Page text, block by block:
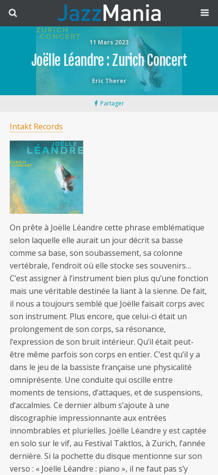
11 Mars 2023
Joëlle Léandre : Zurich Concert
Eric Therer
Partager
Intakt Records
On prête à Joëlle Léandre cette phrase emblématique
selon laquelle elle aurait un jour décrit sa basse
comme sa base, son soubassement, sa colonne
vertébrale, l’endroit où elle stocke ses souvenirs…
C’est assigner à l’instrument bien plus qu’une fonction
mais une véritable destinée la liant à la sienne. De fait,
il nous a toujours semblé que Joëlle faisait corps avec
son instrument. Plus encore, que celui-ci était un
prolongement de son corps, sa résonance,
l’expression de son bruit intérieur. Qu’il était peut-
être même parfois son corps en entier. C’est qu’il y a
dans le jeu de la bassiste française une physicalité
omniprésente. Une conduite qui oscille entre
moments de tensions, d’attaques, et de suspensions,
d’accalmies. Ce dernier album s’ajoute à une
discographie impressionnante aux entrées
innombrables et plurielles. Joëlle Léandre y est captée
en solo sur le vif, au Festival Taktlos, à Zurich, l’année
dernière. Si la pochette du disque mentionne sur son
verso : « Joëlle Léandre : piano », il ne faut pas s’y